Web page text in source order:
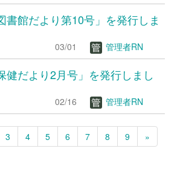
書館だより第10号」を発行しま
03/01 管理者RN
健だより2月号」を発行しまし
02/16 管理者RN
3 4 5 6 7 8 9 »